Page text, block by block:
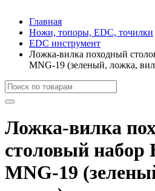
Главная
Ножи, топоры, EDC, точилки
EDC инструмент
Ложка-вилка походный
MNG-19 (зеленый, ложка,
Ложка-вилка
столовый
MNG-19